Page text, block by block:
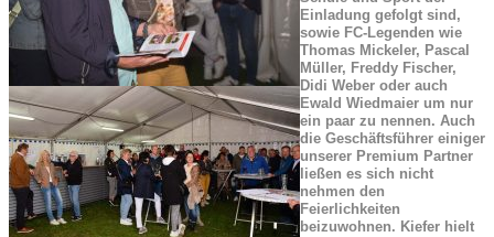
Einladung gefolgt sind,
sowie FC-Legenden wie
Thomas Mickeler, Pascal
Müller, Freddy Fischer,
Didi Weber oder auch
Ewald Wiedmaier um nur
ein paar zu nennen. Auch
die Geschäftsführer einiger
unserer Premium Partner
ließen es sich nicht
nehmen den
Feierlichkeiten
beizuwohnen. Kiefer hielt